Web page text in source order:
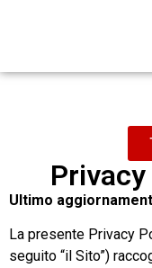
Ultimo
La presente Privacy
seguito “il Sito”)